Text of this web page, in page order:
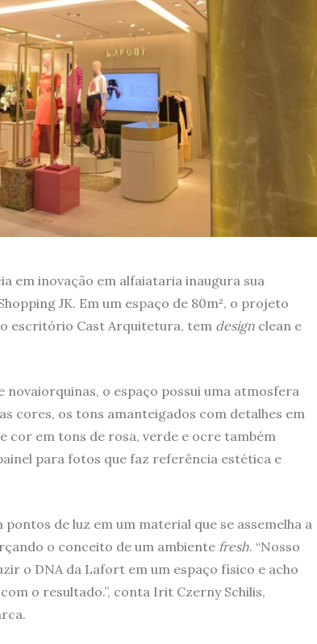
em inovação em alfaiataria inaugura sua
JK. Em um espaço de 80m², o projeto
escritório Cast Arquitetura, tem design clean e
o espaço possui uma atmosfera
cores, os tons amanteigados com detalhes em
cor em tons de rosa, verde e ocre também
para fotos que faz referência estética e
de luz em um material que se assemelha a
o conceito de um ambiente fresh. “Nosso
o DNA da Lafort em um espaço físico e acho
o resultado.”, conta Irit Czerny Schilis,